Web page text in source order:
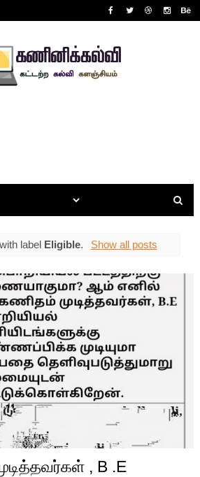
label Eligible. Show all posts
, B .E